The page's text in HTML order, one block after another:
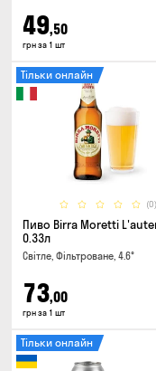
49,50
грн за 1 шт
(0)
Тільки онлайн
Пиво Birra Moretti
0.33л
Світле, Фільтроване, 4.6°
73,00
грн за 1 шт
Тільки онлайн